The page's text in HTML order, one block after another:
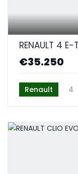
RENAULT 4 E-
€35.250
Renault 4